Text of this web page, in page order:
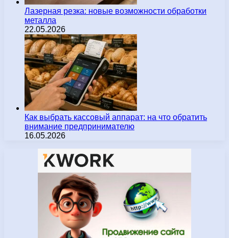
Лазерная резка: новые возможности обработки
металла
22.05.2026
Как выбрать кассовый аппарат: на что обратить
внимание предпринимателю
16.05.2026